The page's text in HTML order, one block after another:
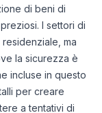
di beni di
I settori di
ma
la sicurezza è
incluse in questo
per creare
a tentativi di